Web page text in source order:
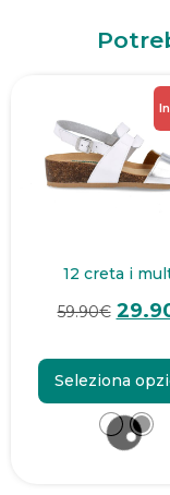
12 creta i
59.90€
Seleziona